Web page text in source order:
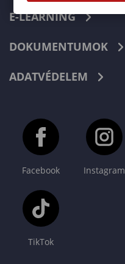
E-LEARNING
DOKUMENTUMOK
ADATVÉDELEM
Facebook Instagram
TikTok